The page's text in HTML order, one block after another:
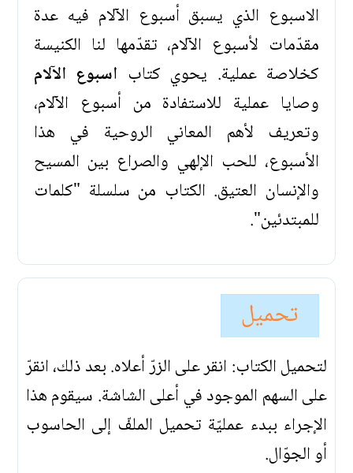
الاسبوع الذي يسبق أسبوع الآلام فيه عدة
مقدّمات لأسبوع الآلام، تقدّمها لنا الكنيسة
كخلاصة عملية. يحوي كتاب اسبوع الآلام
وصايا عملية للاستفادة من أسبوع الآلام،
وتعريف لأهم المعاني الروحية في هذا
الأسبوع، للحب الإلهي والصراع بين المسيح
والإنسان العتيق. الكتاب من سلسلة "كلمات
للمبتدئين".
تحميل
لتحميل الكتاب: انقر على الزرّ أعلاه. بعد ذلك، انقرّ
على السهم الموجود في أعلى الشاشة. سيقوم هذا
الإجراء ببدء عمليّة تحميل الملفّ إلى الحاسوب
أو الجوّال.